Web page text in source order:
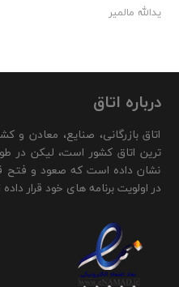
یدالله مالمیر
درباره اتاق
اتاق بازرگانی، صنایع، معادن و
ترین اتاق کشور است، لیکن
نشان داده است که صعود و فتح
در اولویت برنامه های خود قرار